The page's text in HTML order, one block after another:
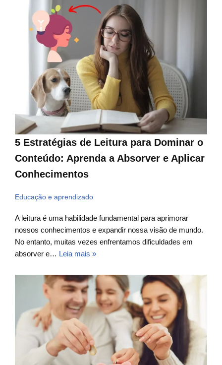
5 Estratégias de Leitura para Dominar o
Conteúdo: Aprenda a Absorver e Aplicar
Conhecimentos
Educação e aprendizado
A leitura é uma habilidade fundamental para aprimorar
nossos conhecimentos e expandir nossa visão de mundo.
No entanto, muitas vezes enfrentamos dificuldades em
absorver e… Leia mais »